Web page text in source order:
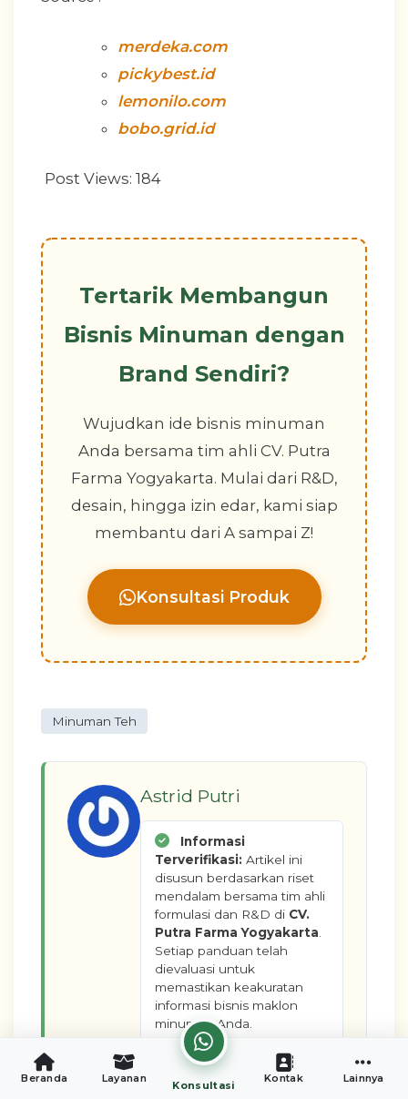
merdeka.com
pickybest.id
lemonilo.com
bobo.grid.id
Post Views: 184
Tertarik Membangun
Bisnis Minuman dengan
Brand Sendiri?
Wujudkan ide bisnis minuman
Anda bersama tim ahli CV. Putra
Farma Yogyakarta. Mulai dari R&D,
desain, hingga izin edar, kami siap
membantu dari A sampai Z!
Konsultasi Produk
Minuman Teh
Astrid Putri
Informasi
Terverifikasi: Artikel ini
disusun berdasarkan riset
mendalam bersama tim ahli
formulasi dan R&D di CV.
Putra Farma Yogyakarta.
Setiap panduan telah
dievaluasi untuk
memastikan keakuratan
informasi bisnis maklon
minuman Anda.
Beranda Layanan
Konsultasi
Kontak Lainnya